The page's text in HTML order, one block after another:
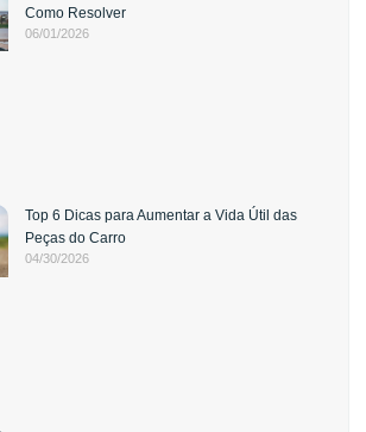
Como Resolver
06/01/2026
Top 6 Dicas para Aumentar a Vida Útil das
Peças do Carro
04/30/2026